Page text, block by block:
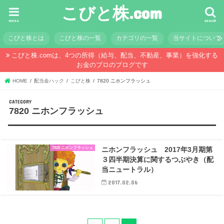
こびと株.com search
menu
こびと株とは こびと株の一覧 カテゴリの一覧 当サイトについて
こびと株.comは、4つの所得（給与、配当、不動産、事業）を強化する
お金のプロのブログです
HOME 配当金ハック こびと株 7820 ニホンフラッシュ
7820 ニホンフラッシュ
7820 ニホンフラッシュ
ニホンフラッシュ 2017年3月期第
３四半期決算に関するつぶやき（配
当ニュートラル）
2017.02.06